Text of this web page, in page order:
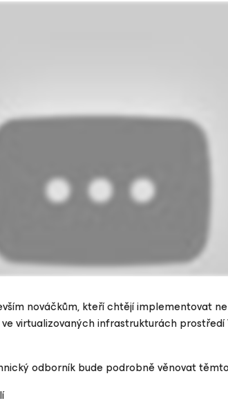
to watch the webinar
nováčkům, kteří chtějí implementovat
virtualizovaných infrastrukturách
odborník bude podrobně věnovat